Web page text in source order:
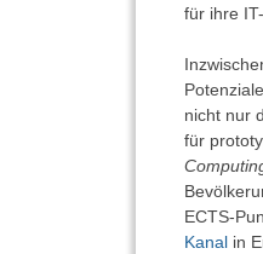
für ihre
nicht nur
für
ECTS-
Kanalin